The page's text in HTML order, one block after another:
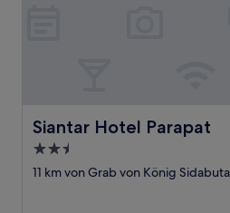
Siantar Hotel Parapat
Siantar Hotel Parapat
2.5-
Sterne-
11 km von Grab von König